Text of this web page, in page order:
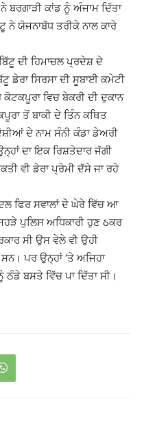
ਬਰਗਾੜੀ ਕਾਂਡ ਨੂੰ ਅੰਜਾਮ ਦਿੱਤਾ
ਨੇ ਯੋਜਨਾਬੱਧ ਤਰੀਕੇ ਨਾਲ ਕਾਰੇ
ਦੀ ਹਿਮਾਚਲ ਪ੍ਰਦੇਸ਼ ਦੇ
ਡੇਰਾ ਸਿਰਸਾ ਦੀ ਸੂਬਾਈ ਕਮੇਟੀ
ਵਿਚ ਬੇਕਰੀ ਦੀ ਦੁਕਾਨ
ਤੋਂ ਬਾਕੀ ਦੇ ਤਿੰਨ ਕਥਿਤ
ਦੇ ਨਾਮ ਸੰਨੀ ਕੰਡਾ ਡੇਅਰੀ
ਦਾ ਇਕ ਰਿਸ਼ਤੇਦਾਰ ਜੱਗੀ
ਵੀ ਡੇਰਾ ਪ੍ਰੇਮੀ ਦੱਸੇ ਜਾ ਰਹੇ
ਫਿਰ ਸਵਾਲਾਂ ਦੇ ਘੇਰੇ ਵਿੱਚ ਆ
ਪੁਲਿਸ ਅਧਿਕਾਰੀ ਹੁਣ ઠਕਰ
ਸੀ ਉਸ ਵੇਲੇ ਵੀ ਉਹੀ
ਪਰ ਉਨ੍ਹਾਂ ‘ਤੇ ਅਜਿਹਾ
ਬਸਤੇ ਵਿੱਚ ਪਾ ਦਿੱਤਾ ਸੀ।